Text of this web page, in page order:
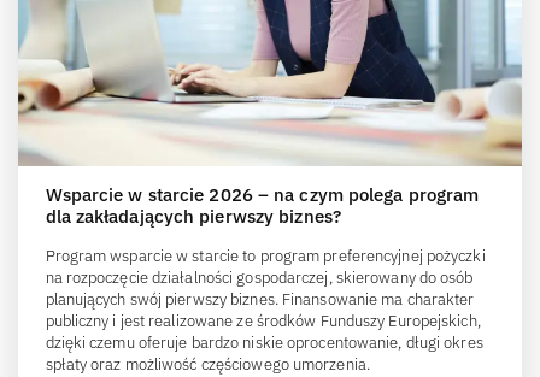
Wsparcie w starcie 2026 – na czym polega program
dla zakładających pierwszy biznes?
Program wsparcie w starcie to program preferencyjnej pożyczki
na rozpoczęcie działalności gospodarczej, skierowany do osób
planujących swój pierwszy biznes. Finansowanie ma charakter
publiczny i jest realizowane ze środków Funduszy Europejskich,
dzięki czemu oferuje bardzo niskie oprocentowanie, długi okres
spłaty oraz możliwość częściowego umorzenia.